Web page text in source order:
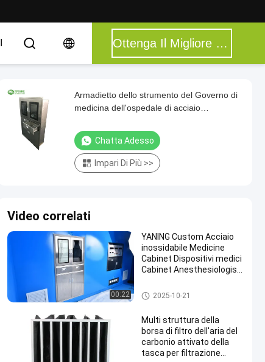
Ottenga Il Migliore Prezzo
Armadietto dello strumento del Governo di
medicina dell'ospedale di acciaio
Chatta Adesso
Impari Di Più >>
Video correlati
00:22
YANING Custom Acciaio
inossidabile Medicine
Cabinet Dispositivi medici
Cabinet Anesthesiologist
Governo medico di acciaio ino
ssidabile
2025-10-21
Multi struttura della
borsa di filtro dell'aria del
carbonio attivato della
tasca per filtrazione